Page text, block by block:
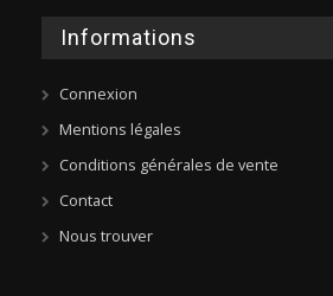
Informations
Connexion
Mentions légales
Conditions générales de vente
Contact
Nous trouver